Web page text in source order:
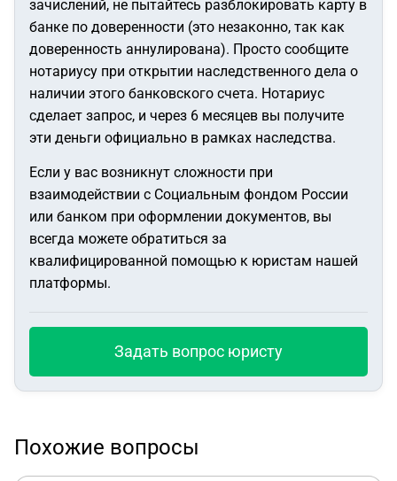
зачислений, не пытайтесь разблокировать карту в
банке по доверенности (это незаконно, так как
доверенность аннулирована). Просто сообщите
нотариусу при открытии наследственного дела о
наличии этого банковского счета. Нотариус
сделает запрос, и через 6 месяцев вы получите
эти деньги официально в рамках наследства.
Если у вас возникнут сложности при
взаимодействии с Социальным фондом России
или банком при оформлении документов, вы
всегда можете обратиться за
квалифицированной помощью к юристам нашей
платформы.
Задать вопрос юристу
Похожие вопросы